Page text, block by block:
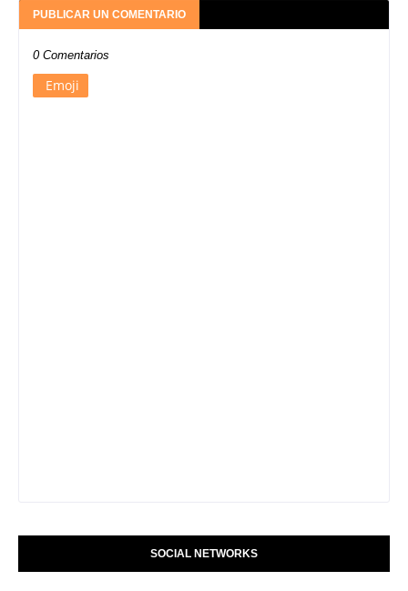
PUBLICAR UN COMENTARIO
0 Comentarios
Emoji
SOCIAL NETWORKS